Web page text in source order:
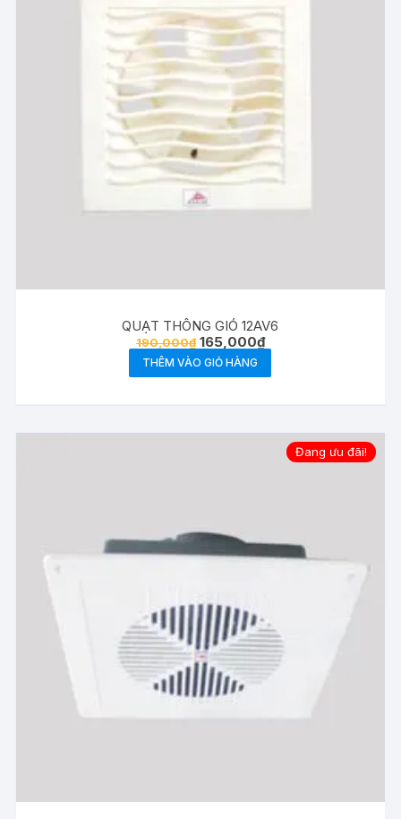
QUẠT THÔNG GIÓ 12AV6
190,000₫ Giá
gốc
là:
190,000₫.
165,000₫Giá
hiện
là:
THÊM VÀO GIỎ HÀNG
Đang ưu đãi!